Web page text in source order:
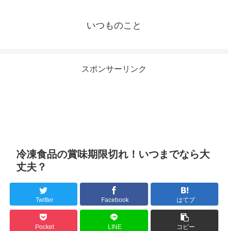
いつものこと
スポンサーリンク
冷凍食品の賞味期限切れ！いつまでなら大
丈夫？
Twitter Facebook はてブ
Pocket LINE コピー